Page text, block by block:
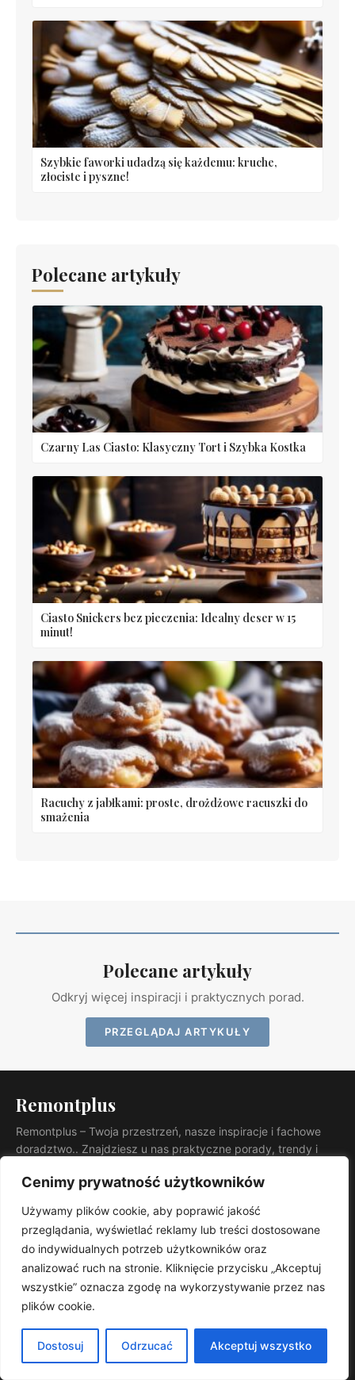
Cenimy prywatność użytkowników
Używamy plików cookie, aby poprawić jakość
przeglądania, wyświetlać reklamy lub treści dostosowane
do indywidualnych potrzeb użytkowników oraz
analizować ruch na stronie. Kliknięcie przycisku „Akceptuj
wszystkie” oznacza zgodę na wykorzystywanie przez nas
plików cookie.
Dostosuj Odrzucać Akceptuj wszystko
Szybkie faworki udadzą się każdemu: kruche,
złociste i pyszne!
Polecane artykuły
Czarny Las Ciasto: Klasyczny Tort i Szybka Kostka
Ciasto Snickers bez pieczenia: Idealny deser w 15
minut!
Racuchy z jabłkami: proste, drożdżowe racuszki do
smażenia
Polecane artykuły
Odkryj więcej inspiracji i praktycznych porad.
PRZEGLĄDAJ ARTYKUŁY
Remontplus
Remontplus – Twoja przestrzeń, nasze inspiracje i fachowe
doradztwo.. Znajdziesz u nas praktyczne porady, trendy i
KATEGORIE
Remonty
Metamorfozy
Wystrój
Ogrody
Porady
INFORMACJE
Kontakt